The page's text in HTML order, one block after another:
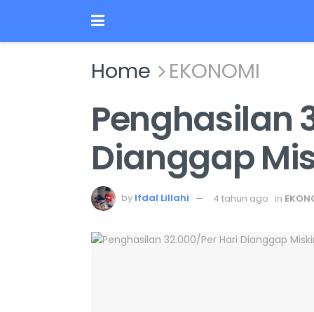
Home EKONOMI
Penghasilan
Dianggap
by Ifdal Lillahi 4 tahun ago in